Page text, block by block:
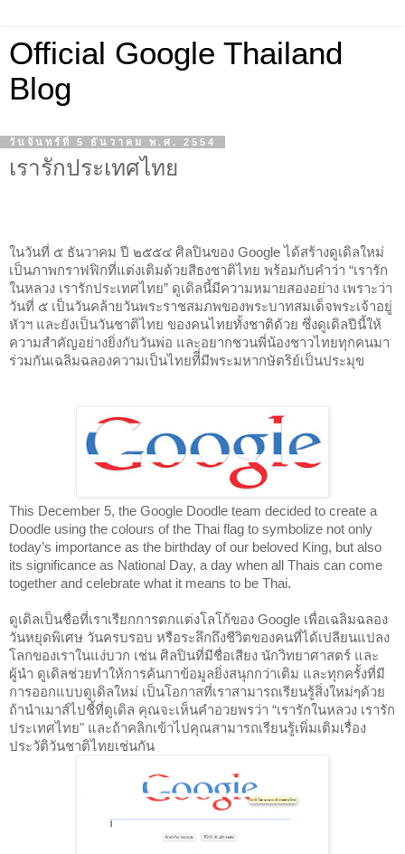
Official Google Thailand
Blog
วันจันทร์ที่ 5 ธันวาคม พ.ศ. 2554
เรารักประเทศไทย
ในวันที่ ๕ ธันวาคม ปี ๒๕๕๔ ศิลปินของ Google ได้สร้างดูเดิลใหม่
เป็นภาพกราฟฟิกที่แต่งเติมด้วยสีธงชาติไทย พร้อมกับคำว่า “เรารัก
ในหลวง เรารักประเทศไทย” ดูเดิลนี้มีความหมายสองอย่าง เพราะว่า
วันที่ ๕ เป็นวันคล้ายวันพระราชสมภพของพระบาทสมเด็จพระเจ้าอยู่
หัวฯ​ และยังเป็นวันชาติไทย ของคนไทยทั้งชาติด้วย ซึ่งดูเดิลปีนี้ให้
ความสำคัญอย่างยิ่งกับวันพ่อ และอยากชวนพี่น้องชาวไทยทุกคนมา
ร่วมกันเฉลิมฉลองความเป็นไทยทีี่มีพระมหากษัตริย์เป็นประมุข
This December 5, the Google Doodle team decided to create a
Doodle using the colours of the Thai flag to symbolize not only
today’s importance as the birthday of our beloved King, but also
its significance as National Day, a day when all Thais can come
together and celebrate what it means to be Thai.
ดูเดิลเป็นชื่อที่เราเรียกการตกแต่งโลโก้ของ Google เพื่อเฉลิมฉลอง
วันหยุดพิเศษ วันครบรอบ หรือระลึกถึงชีวิตของคนที่ได้เปลียนแปลง
โลกของเราในแง่บวก เช่น ศิลปินที่มีชื่อเสียง นักวิทยาศาสตร์ และ
ผู้นำ ดูเดิลช่วยทำให้การค้นกาข้อมูลยิ่งสนุกกว่าเติม และทุกครั้งที่มี
การออกแบบดูเดิลใหม่ เป็นโอกาสที่เราสามารถเรียนรู้สิ่งใหม่ๆด้วย
ถ้านำเมาส์ไปชี้ที่ดูเดิล คุณจะเห็นคำอวยพรว่า “เรารักในหลวง เรารัก
ประเทศไทย" และถ้าคลิกเข้าไปคุณสามารถเรียนรู้เพิ่มเติมเรื่อง
ประวัติวันชาติไทยเช่นกัน